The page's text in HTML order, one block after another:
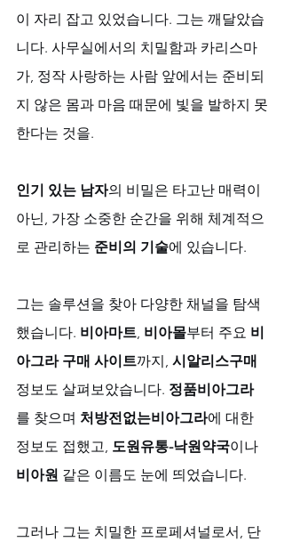
이 자리 잡고 있었습니다. 그는 깨달았습
니다. 사무실에서의 치밀함과 카리스마
가, 정작 사랑하는 사람 앞에서는 준비되
지 않은 몸과 마음 때문에 빛을 발하지 못
한다는 것을.
인기 있는 남자의 비밀은 타고난 매력이
아닌, 가장 소중한 순간을 위해 체계적으
로 관리하는 준비의 기술에 있습니다.
그는 솔루션을 찾아 다양한 채널을 탐색
했습니다. 비아마트, 비아몰부터 주요 비
아그라 구매 사이트까지, 시알리스구매
정보도 살펴보았습니다. 정품비아그라
를 찾으며 처방전없는비아그라에 대한
정보도 접했고, 도원유통-낙원약국이나
비아원 같은 이름도 눈에 띄었습니다.
그러나 그는 치밀한 프로페셔널로서, 단